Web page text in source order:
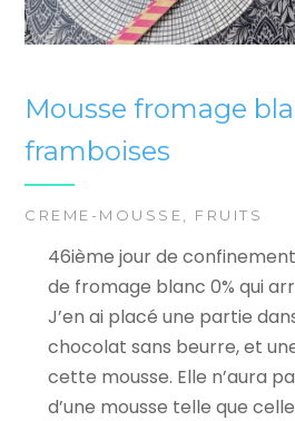
Mousse fromage
framboises
CREME-MOUSSE FRUITS
46ième jour de
de fromage blanc 0% qui
J’en ai placé une partie
chocolat sans beurre, et
cette mousse. Elle n’aura
d’une mousse telle que